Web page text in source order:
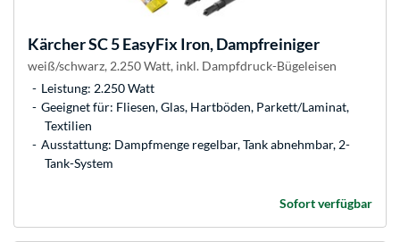
KärcherSC 5 EasyFix Iron, Dampfreiniger
weiß/schwarz, 2.250 Watt, inkl. Dampfdruck-Bügeleisen
Leistung: 2.250 Watt
Geeignet für: Fliesen, Glas, Hartböden, Parkett/Laminat,
Textilien
Ausstattung: Dampfmenge regelbar, Tank abnehmbar, 2-
Tank-System
Sofort verfügbar